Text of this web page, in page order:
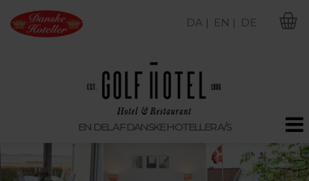
EN DEL AF DANSKE HOTELLER A/S
DA | EN | DE